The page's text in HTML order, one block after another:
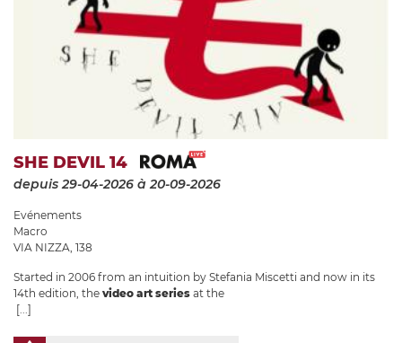
SHE DEVIL 14
depuis 29-04-2026 à 20-09-2026
Evénements
Macro
VIA NIZZA, 138
Started in 2006 from an intuition by Stefania Miscetti and now in its
14th edition, the video art series at the
[...]